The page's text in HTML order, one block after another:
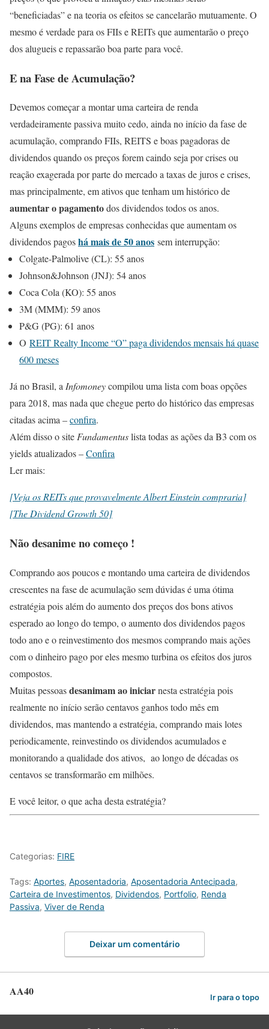
“beneficiadas” e na teoria os efeitos se cancelarão mutuamente. O
mesmo é verdade para os FIIs e REITs que aumentarão o preço
dos alugueis e repassarão boa parte para você.
E na Fase de Acumulação?
Devemos começar a montar uma carteira de renda
verdadeiramente passiva muito cedo, ainda no início da fase de
acumulação, comprando FIIs, REITS e boas pagadoras de
dividendos quando os preços forem caindo seja por crises ou
reação exagerada por parte do mercado a taxas de juros e crises,
mas principalmente, em ativos que tenham um histórico de
aumentar o pagamentodos dividendos todos os anos.
Alguns exemplos de empresas conhecidas que aumentam os
dividendos pagoshá mais de 50 anos sem interrupção:
Colgate-Palmolive (CL): 55 anos
Johnson&Johnson (JNJ): 54 anos
Coca Cola (KO): 55 anos
3M (MMM): 59 anos
P&G (PG): 61 anos
O REIT Realty Income “O” paga dividendos mensais há quase
600 meses
Já no Brasil, aInfomoneycompilou uma lista com boas opções
para 2018, mas nada que chegue perto do histórico das empresas
citadas acima –confira.
Além disso o siteFundamentuslista todas as ações da B3 com os
yields atualizados –Confira
Ler mais:
[Veja os REITs que provavelmente Albert Einstein compraria]
[The Dividend Growth 50]
Não desanime no começo !
Comprando aos poucos e montando uma carteira de dividendos
crescentes na fase de acumulação sem dúvidas é uma ótima
estratégia pois além do aumento dos preços dos bons ativos
esperado ao longo do tempo, o aumento dos dividendos pagos
todo ano e o reinvestimento dos mesmos comprando mais ações
com o dinheiro pago por eles mesmo turbina os efeitos dos juros
compostos.
Muitas pessoasdesanimam ao iniciarnesta estratégia pois
realmente no início serão centavos ganhos todo mês em
dividendos, mas mantendo a estratégia, comprando mais lotes
periodicamente, reinvestindo os dividendos acumulados e
monitorando a qualidade dos ativos, ao longo de décadas os
centavos se transformarão em milhões.
E você leitor, o que acha desta estratégia?
Categorias: FIRE
Tags: Aportes, Aposentadoria, Aposentadoria Antecipada,
Carteira de Investimentos, Dividendos, Portfolio, Renda
Passiva, Viver de Renda
Deixar um comentário
AA40 Ir para o topo